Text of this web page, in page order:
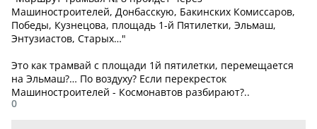
Машиностроителей, Донбасскую, Бакинских Комиссаров,
Победы, Кузнецова, площадь 1-й Пятилетки, Эльмаш,
Энтузиастов, Старых…"
Это как трамвай с площади 1й пятилетки, перемещается
на Эльмаш?… По воздуху? Если перекресток
Машиностроителей - Космонавтов разбирают?..
0